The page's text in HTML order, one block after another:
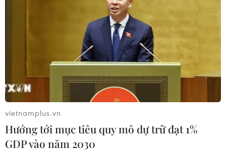
vietnamplus.vn
Hướng tới mục tiêu quy mô dự trữ đạt 1%
GDP vào năm 2030